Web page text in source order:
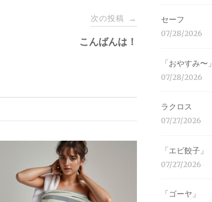
次の投稿 →
こんばんは！
セーフ
07/28/2026
「おやすみ〜」
07/28/2026
ラクロス
07/27/2026
「エビ餃子」
07/27/2026
「ゴーヤ」